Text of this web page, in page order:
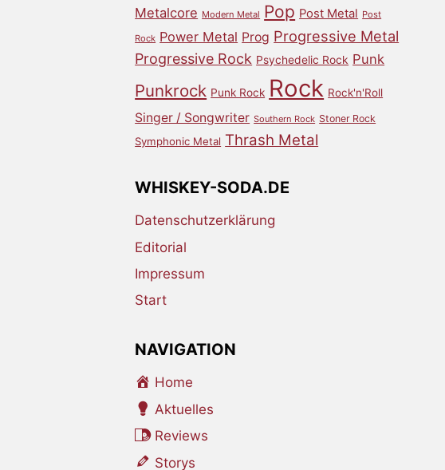
Metalcore Modern Metal Pop Post Metal Post
Rock Power Metal Prog Progressive Metal
Progressive Rock Psychedelic Rock Punk
Punkrock Punk Rock Rock Rock'n'Roll
Singer / Songwriter Southern Rock Stoner Rock
Symphonic Metal Thrash Metal
WHISKEY-SODA.DE
Datenschutzerklärung
Editorial
Impressum
Start
NAVIGATION
Home
Aktuelles
Reviews
Storys